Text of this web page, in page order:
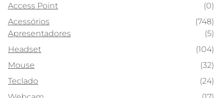
Access Point
(0)
Acessórios
(748)
Apresentadores
(5)
Headset
(104)
Mouse
(32)
Teclado
(24)